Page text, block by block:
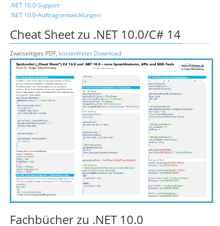
.NET 10.0-Support
.NET 10.0-Auftragsentwicklungen
Cheat Sheet zu .NET 10.0/C# 14
Zweiseitiges PDF, kostenfreier Download
Fachbücher zu .NET 10.0